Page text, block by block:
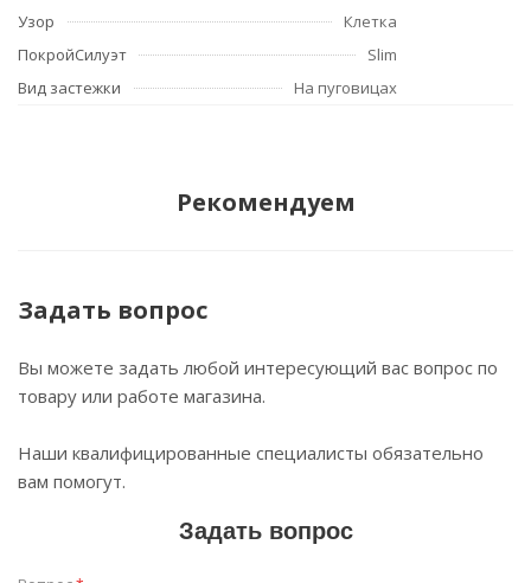
Узор
Клетка
ПокройСилуэт
Slim
Вид застежки
На пуговицах
Рекомендуем
Задать вопрос
Вы можете задать любой интересующий вас вопрос по
товару или работе магазина.
Наши квалифицированные специалисты обязательно
вам помогут.
Задать вопрос